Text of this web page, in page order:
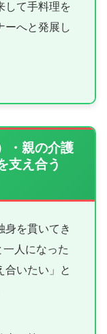
して手料理を
ーへと発展し
・親の介護
支え合う
身を貫いてき
人になった
合いたい」と